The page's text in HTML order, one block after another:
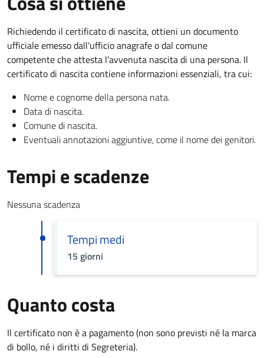
Richiedendo il certificato di nascita, ottieni un documento
ufficiale emesso dall'ufficio anagrafe o dal comune
competente che attesta l'avvenuta nascita di una persona. Il
certificato di nascita contiene informazioni essenziali, tra cui:
Nome e cognome della persona nata.
Data di nascita.
Comune di nascita.
Eventuali annotazioni aggiuntive, come il nome dei genitori.
Tempi e scadenze
Nessuna scadenza
Tempi medi
15 giorni
Quanto costa
Il certificato non è a pagamento (non sono previsti né la marca
di bollo, né i diritti di Segreteria).